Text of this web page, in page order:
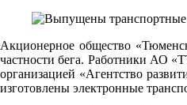
Акционерное общество
частности бега. Работники АО
организацией «Агентство
изготовлены электронные